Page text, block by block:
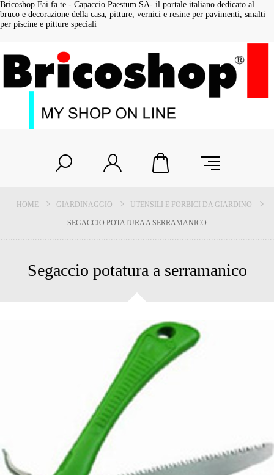
Bricoshop Fai fa te - Capaccio Paestum SA- il portale italiano dedicato al
bruco e decorazione della casa, pitture, vernici e resine per pavimenti, smalti
per piscine e pitture speciali
HOME GIARDINAGGIO UTENSILI E FORBICI DA GIARDINO
SEGACCIO POTATURA A SERRAMANICO
Segaccio potatura a serramanico